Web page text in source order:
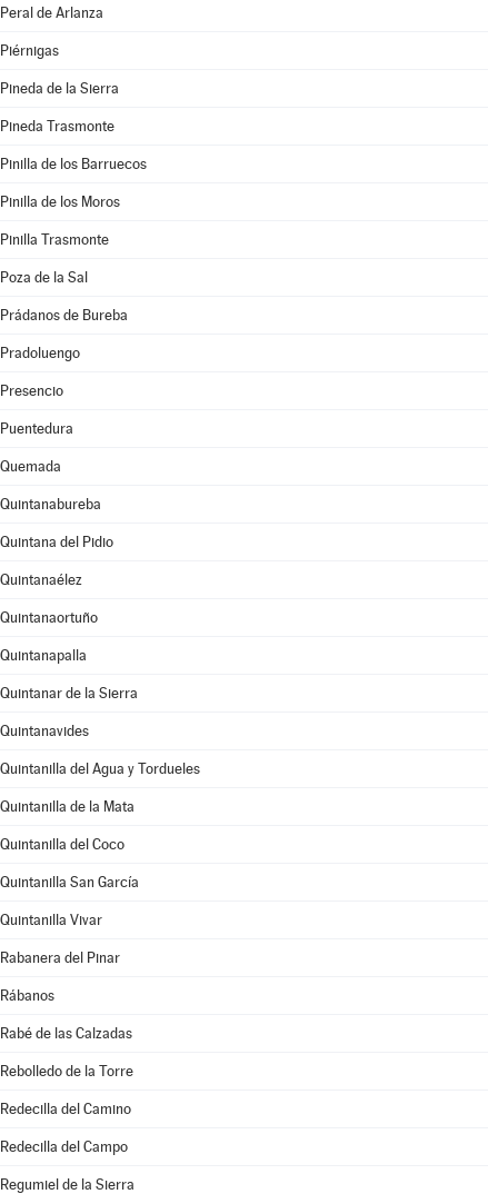
Peral de Arlanza
Piérnigas
Pineda de la Sierra
Pineda Trasmonte
Pinilla de los Barruecos
Pinilla de los Moros
Pinilla Trasmonte
Poza de la Sal
Prádanos de Bureba
Pradoluengo
Presencio
Puentedura
Quemada
Quintanabureba
Quintana del Pidio
Quintanaélez
Quintanaortuño
Quintanapalla
Quintanar de la Sierra
Quintanavides
Quintanilla del Agua y Tordueles
Quintanilla de la Mata
Quintanilla del Coco
Quintanilla San García
Quintanilla Vivar
Rabanera del Pinar
Rábanos
Rabé de las Calzadas
Rebolledo de la Torre
Redecilla del Camino
Redecilla del Campo
Regumiel de la Sierra